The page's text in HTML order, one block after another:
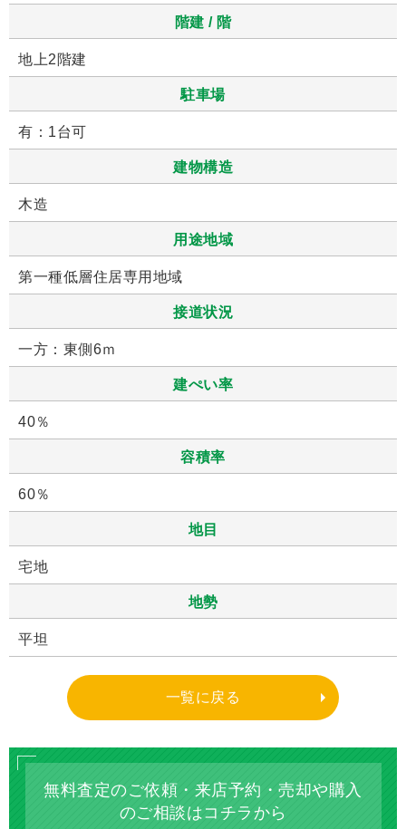
階建 / 階
地上2階建
駐車場
有：1台可
建物構造
木造
用途地域
第一種低層住居専用地域
接道状況
一方：東側6ｍ
建ぺい率
40％
容積率
60％
地目
宅地
地勢
平坦
一覧に戻る
無料査定のご依頼・来店予約・売却や購入
のご相談はコチラから